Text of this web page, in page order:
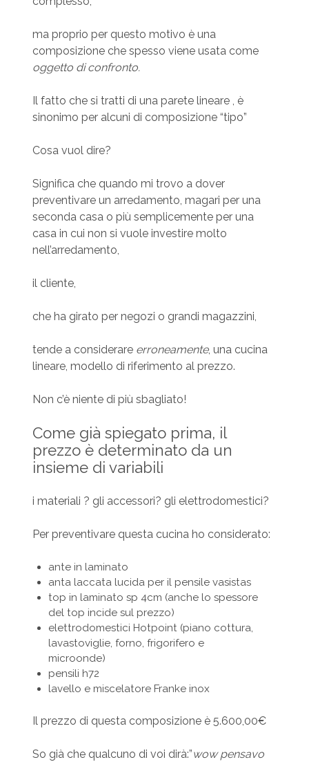
ma proprio per questo motivo è una
composizione che spesso viene usata come
oggetto di confronto.
Il fatto che si tratti di una parete lineare , è
sinonimo per alcuni di composizione “tipo”
Cosa vuol dire?
Significa che quando mi trovo a dover
preventivare un arredamento, magari per una
seconda casa o più semplicemente per una
casa in cui non si vuole investire molto
nell’arredamento,
il cliente,
che ha girato per negozi o grandi magazzini,
tende a considerare erroneamente, una cucina
lineare, modello di riferimento al prezzo.
Non c’è niente di più sbagliato!
Come già spiegato prima, il
prezzo è determinato da un
insieme di variabili
i materiali ? gli accessori? gli elettrodomestici?
Per preventivare questa cucina ho considerato:
ante in laminato
anta laccata lucida per il pensile vasistas
top in laminato sp 4cm (anche lo spessore
del top incide sul prezzo)
elettrodomestici Hotpoint (piano cottura,
lavastoviglie, forno, frigorifero e
microonde)
pensili h72
lavello e miscelatore Franke inox
Il prezzo di questa composizione è 5.600,00€
So già che qualcuno di voi dirà:”wow pensavo